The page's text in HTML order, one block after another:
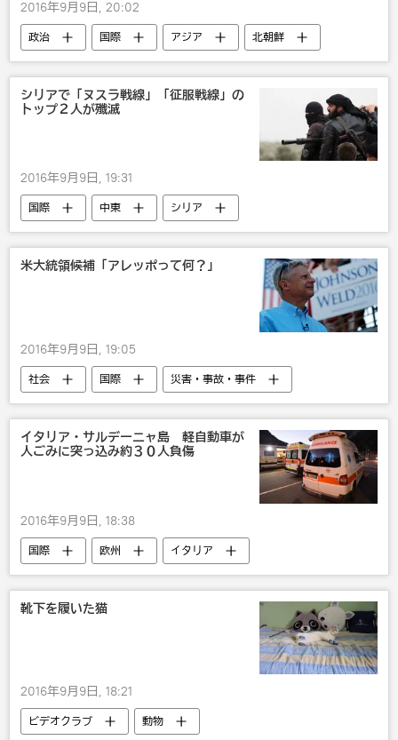
2016年9月9日, 20:02
政治 国際 アジア 北朝鮮
シリアで「ヌスラ戦線」「征服戦線」の
トップ２人が殲滅
2016年9月9日, 19:31
国際 中東 シリア
米大統領候補「アレッポって何？」
2016年9月9日, 19:05
社会 国際
災害・事故・事件
米国
エンタメ シリア
イタリア・サルデーニャ島 軽自動車が
人ごみに突っ込み約３０人負傷
2016年9月9日, 18:38
国際 欧州
イタリア
災害・事故・事件
靴下を履いた猫
2016年9月9日, 18:21
ビデオクラブ 動物